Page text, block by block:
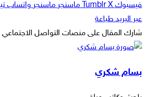
فيسبوك ‫X ماسنجر ماسنجر واتساب
عبر البريد طباعة
شارك المقال على منصات التواصل الاجتماعي
فيسبوك
‫X
ماسنجر
ماسنجر
واتساب
تيلقرام
ڤايبر
لاين
مشاركة
البريد
طباعة
بسام شكري